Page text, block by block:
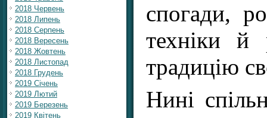
2018 Червень
2018 Липень
2018 Серпень
2018 Вересень
2018 Жовтень
2018 Листопад
2018 Грудень
2019 Січень
2019 Лютий
2019 Березень
2019 Квітень
спогади,
техніки й
традицію
Нині